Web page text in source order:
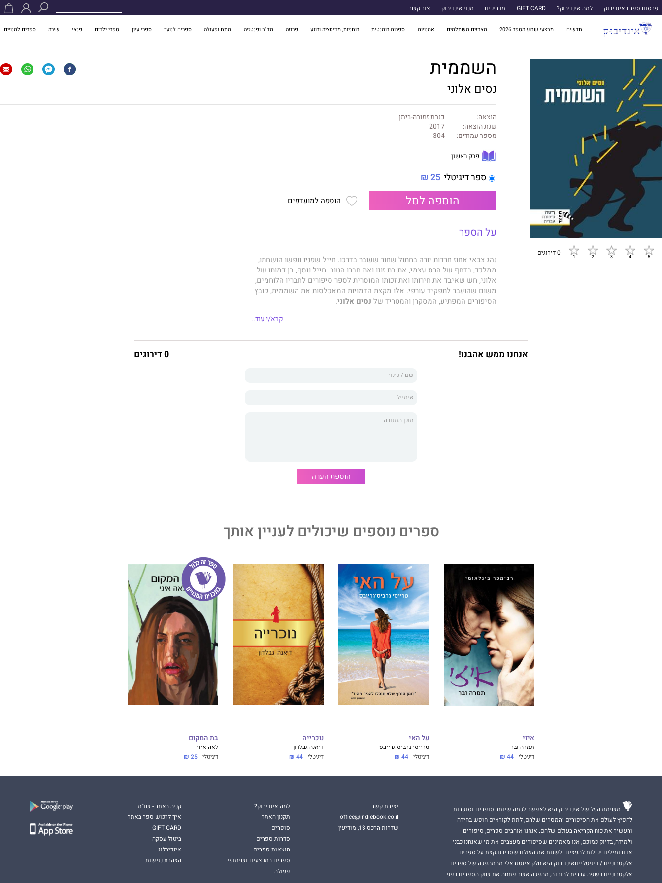
פרסום ספר באינדיבוק למה אינדיבוק? GIFT CARD מדריכים מנוי אינדיבוק צור קשר
חדשים מבצעי שבוע הספר 2026 מארזים משתלמים אמנויות ספרות רומנטית רוחניות, מדיטציה ורוגע פרוזה מד"ב ופנטזיה מתח ופעולה ספרים לנוער ספרי עיון ספרי ילדים פנאי שירה ספרים למנויים
0 דירוגים
השממית
נסים אלוני
הוצאה:
כנרת זמורה-ביתן
שנת הוצאה:
2017
מספר עמודים:
304
פרק ראשון
ספר דיגיטלי 25 ₪
הוספה לסל הוספה למועדפים
על הספר
נהג צבאי אחוז חרדות יורה בחתול שחור שעובר בדרכו. חייל שפניו ונפשו הושחתו,
ממלכד, בדחף של הרס עצמי, את בת זוגו ואת חברו הטוב. חייל נוסף, בן דמותו של
אלוני, חש שאיבד את חירותו ואת זכותו המוסרית לספר סיפורים לחבריו הלוחמים,
משום שהועבר לתפקיד עורפי. אלו מקצת הדמויות המאכלסות את השממית, קובץ
הסיפורים המפתיע, המסקרן והמטריד של נסים אלוני.
לאחרונה בארכיונו ולא ראתה אור מעולם.
ברקע הסיפורים, מוראותיה של מלחמת השחרור: המלחמה, כפי שעולה מסיפוריו
הוא פותח חלון הצצה לזמן אחר, דרכו מתגלה זמננו אנו.
שפה חדשה בתיאטרון הישראלי.
פירסם עשרות סיפורים קצרים בשבועונים ובמוספרים ספרותיים. ארבעה מסיפוריו,
המתארים את חוויות נערי השכונה בדרום תל אביב, כונסו בקובץ הינשוף (1957).
תירגם ועיבד למעלה משישים מחזות עבור תיאטראות שונים.
חתן פרס ביאליק (1983) ופרס ישראל (1996).
רטרוהיא סדרת ספרים של סופרים עבריים מהעבר הרחוק והקרוב. היא כוללת
כתבים שפורסמו בבמות שונות אך לא כונסו בספר, מהדורות חדשות של ספרים שלא
נס לֵחם, וכן כתבים שמתפרסמים, כאן, ברטרו, לראשונה.
הסדרה היא פרי שיתוף פעולה בין מכון ״הקשרים״ לחקר הספרות והתרבות היהודית
קרא/י עוד..
אנחנו ממש אהבנו! 0 דירוגים
הוספת הערה
ספרים נוספים שיכולים לעניין אותך
איזי
תמרה ובר
דיגיטלי 44 ₪
על האי
טרייסי גרביס-גרייבס
דיגיטלי 44 ₪
נוכרייה
דיאנה גבלדון
דיגיטלי 44 ₪
בת המקום
לאה איני
דיגיטלי 25 ₪
משימת העל של אינדיבוק היא לאפשר לכמה שיותר סופרים וסופרות
להפיץ לעולם את הסיפורים והמסרים שלהם, לתת לקוראים חופש בחירה
והעשיר את כוח הקריאה בעולם שלהם. אנחנו אוהבים ספרים, סיפורים
ולמידה, בדיוק כמוכם, אנו מאמינים שסיפורים מעצבים את מי שאנחנו כבני
אדם ומילים יכולות להעצים ולשנות את העולם שסביבנו.קצת על ספרים
אלקטרוניים / דיגיטלייםאינדיבוק היא חלק אינטגראלי מהמהפכה של ספרים
אלקטרוניים בשפה עברית להורדה, מהפכה אשר פתחה את שוק הספרים בפני
יצירת קשר
office@indiebook.co.il
שדרות הרכס 13, מודיעין
למה אינדיבוק?
תקנון האתר
סופרים
סדרות ספרים
הוצאות ספרים
ספרים במבצעים ושיתופי
פעולה
קניה באתר - שו"ת
איך לרכוש ספר באתר
GIFT CARD
ביטול עסקה
אינדיבלוג
הצהרת נגישות